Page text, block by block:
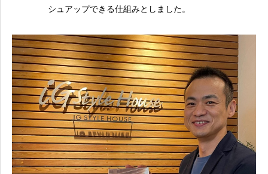
シュアップできる仕組みとしました。